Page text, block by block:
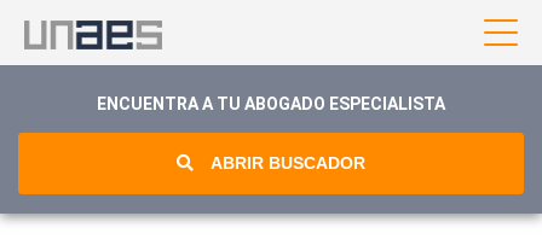
ENCUENTRA A TU ABOGADO ESPECIALISTA
ABRIR BUSCADOR